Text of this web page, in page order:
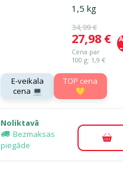
1,5 kg
Oriģinālā
34,99 €
Cena
27,98 €
Cena par
100 g: 1,9 €
E-veikala
cena 💻
TOP cena
💛
Noliktavā
Bezmaksas
piegāde